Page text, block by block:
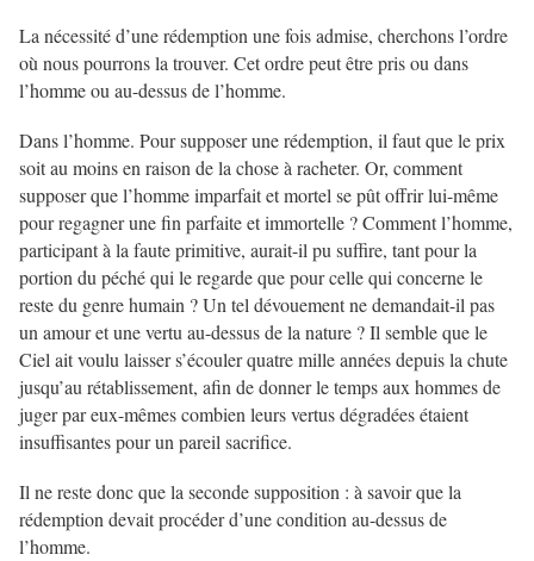
La nécessité d’une rédemption une fois admise, cherchons l’ordre
où nous pourrons la trouver. Cet ordre peut être pris ou dans
l’homme ou au-dessus de l’homme.
Dans l’homme. Pour supposer une rédemption, il faut que le prix
soit au moins en raison de la chose à racheter. Or, comment
supposer que l’homme imparfait et mortel se pût offrir lui-même
pour regagner une fin parfaite et immortelle ? Comment l’homme,
participant à la faute primitive, aurait-il pu suffire, tant pour la
portion du péché qui le regarde que pour celle qui concerne le
reste du genre humain ? Un tel dévouement ne demandait-il pas
un amour et une vertu au-dessus de la nature ? Il semble que le
Ciel ait voulu laisser s’écouler quatre mille années depuis la chute
jusqu’au rétablissement, afin de donner le temps aux hommes de
juger par eux-mêmes combien leurs vertus dégradées étaient
insuffisantes pour un pareil sacrifice.
Il ne reste donc que la seconde supposition : à savoir que la
rédemption devait procéder d’une condition au-dessus de
l’homme.